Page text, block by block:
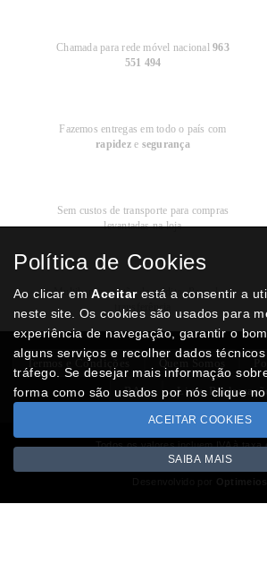
Chamada para rede móvel nacional963
551 494
Fazemos entregas em todo o país com
rapideze segurança
Sem custos de transporte para compras
levantadas na loja
Modos dePagamento
Multibanco, cartão de crédito, Paypal ou
transferência
Termos e Condições
RAL Livro
Todos os valores incluem IVA à taxa
Copyright © NUMISMATICAJA.com
Política de Cookies
Ao clicar emAceitarestá a consentir a
neste site. Os cookies são usados para
experiência de navegação, garantir o
alguns serviços e recolher dados
tráfego. Se desejar mais informação
forma como são usados por nós clique no
ACEITAR COOKIES
SAIBA MAIS